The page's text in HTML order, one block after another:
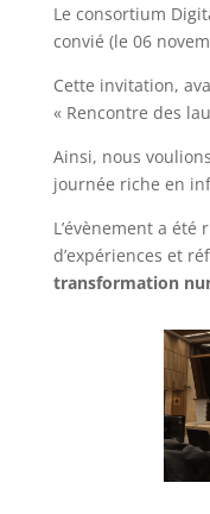
Le consortium
convié (le 06
Cette invitation,
« Rencontre des
Ainsi, nous
journée riche en
L’évènement a
d’expériences et
transformation